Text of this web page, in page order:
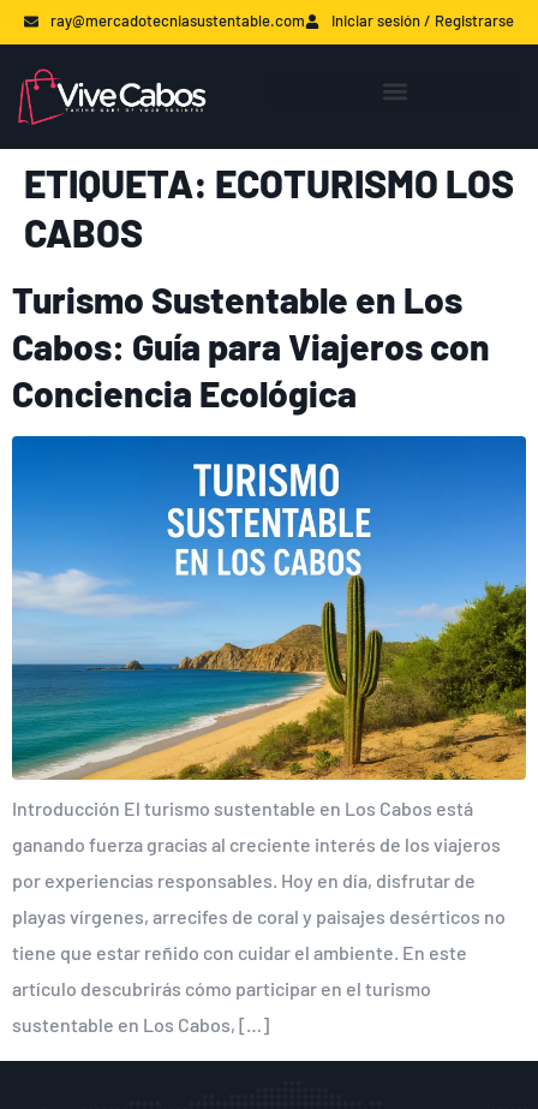
ray@mercadotecniasustentable.com Iniciar sesión / Registrarse
ETIQUETA: ECOTURISMO LOS
CABOS
Turismo Sustentable en Los
Cabos: Guía para Viajeros con
Conciencia Ecológica
Introducción El turismo sustentable en Los Cabos está
ganando fuerza gracias al creciente interés de los viajeros
por experiencias responsables. Hoy en día, disfrutar de
playas vírgenes, arrecifes de coral y paisajes desérticos no
tiene que estar reñido con cuidar el ambiente. En este
artículo descubrirás cómo participar en el turismo
sustentable en Los Cabos, […]